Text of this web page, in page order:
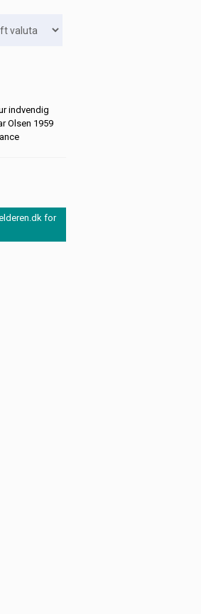
indvendig
Olsen 1959
for